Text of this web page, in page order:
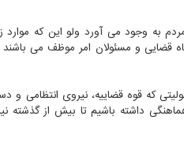
به وجود می آورد ولو این که موارد
و مسئولان امر موظف می
که قوه قضاییه، نیروی انتظامی و
داشته باشیم تا بیش از گذشته